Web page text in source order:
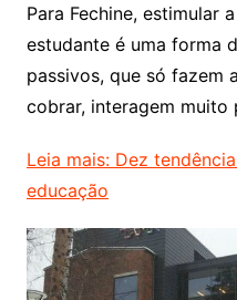
Para Fechine, estimular
estudante é uma forma
passivos, que só fazem
cobrar, interagem muito
Leia mais: Dez
educação